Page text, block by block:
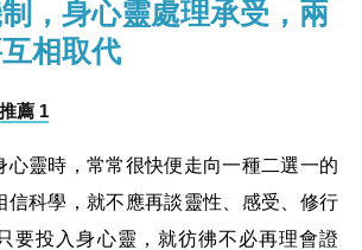
，身心靈處理承受，兩
相取代
推薦 1
心靈時，常常很快便走向一種二選一的
信科學，就不應再談靈性、感受、修行
要投入身心靈，就彷彿不必再理會證